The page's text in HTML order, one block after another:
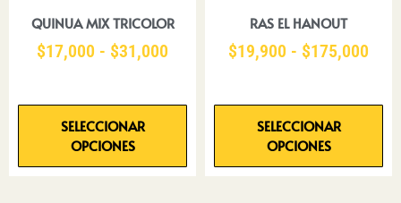
QUINUA MIX TRICOLOR
$17,000 - $31,000
SELECCIONAR
OPCIONES
RAS EL HANOUT
$19,900 - $175,000
SELECCIONAR
OPCIONES